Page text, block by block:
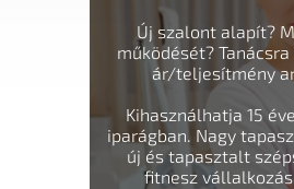
Új szalont alapít?
működését?
ár/teljesítmény
Kihasználhatja 15
iparágban. Nagy
új és tapasztalt
fitnesz